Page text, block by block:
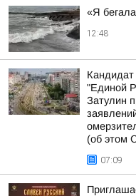
«Я
12:48
"Единой
Затулин
(об этом
07:09